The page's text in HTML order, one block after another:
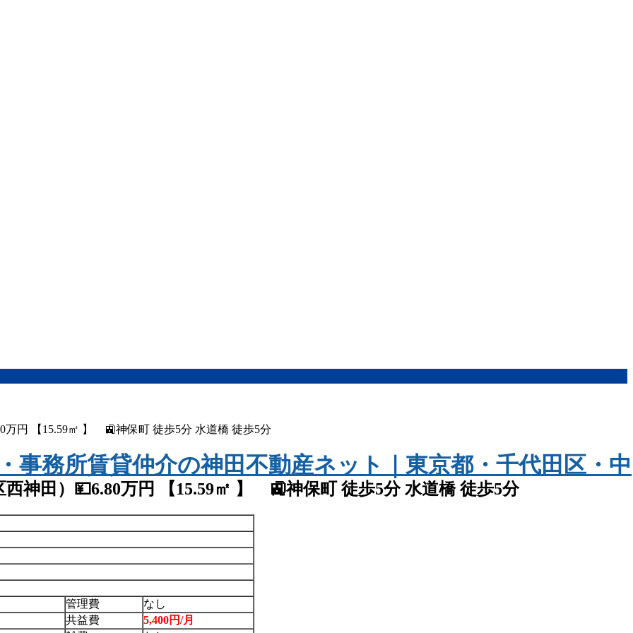
万円 【15.59㎡ 】 🚉神保町 徒歩5分 水道橋 徒歩5分
西神田）💴6.80万円 【15.59㎡ 】 🚉神保町 徒歩5分 水道橋 徒歩5分
管理費
なし
共益費
5,400円/月